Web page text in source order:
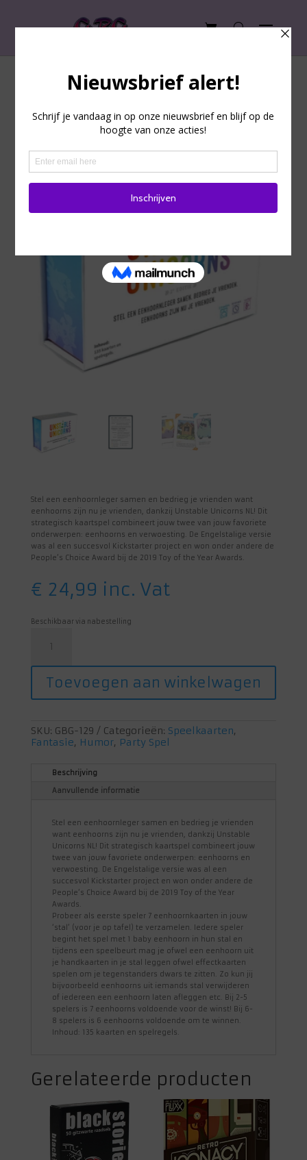
Unstable Unicorns
Stel een eenhoornleger samen en bedrieg je vrienden want
eenhoorns zijn nu je vrienden, dankzij Unstable Unicorns NL! Dit
strategisch kaartspel combineert jouw twee van jouw favoriete
onderwerpen: eenhoorns en verwoesting. De Engelstalige versie
was al een succesvol Kickstarter project en won onder andere de
People’s Choice Award bij de 2019 Toy of the Year Awards.
€ 24,99 inc. Vat
Beschikbaar via nabestelling
Unicorns
Toevoegen aan winkelwagen
SKU: GBG-129 Categorieën: Speelkaarten,
Fantasie, Humor, Party Spel
Beschrijving
Aanvullende informatie
Stel een eenhoornleger samen en bedrieg je vrienden
want eenhoorns zijn nu je vrienden, dankzij Unstable
Unicorns NL! Dit strategisch kaartspel combineert jouw
twee van jouw favoriete onderwerpen: eenhoorns en
verwoesting. De Engelstalige versie was al een
succesvol Kickstarter project en won onder andere de
People’s Choice Award bij de 2019 Toy of the Year
Awards.
Probeer als eerste speler 7 eenhoornkaarten in jouw
‘stal’ (voor je op tafel) te verzamelen. Iedere speler
begint het spel met 1 baby eenhoorn in hun stal en
tijdens een speelbeurt mag je ofwel een eenhoorn uit
je handkaarten in je stal leggen ofwel effectkaarten
spelen om je tegenstanders dwars te zitten. Zo kun jij
bijvoorbeeld eenhoorns uit iemands stal verwijderen
of iedereen een eenhoorn laten afleggen etc. Bij 2-5
spelers is 7 eenhoorns voldoende voor de winst! Bij 6-
8 spelers is 6 eenhoorns voldoende om te winnen.
Inhoud: 135 kaarten en spelregels.
Gerelateerde producten